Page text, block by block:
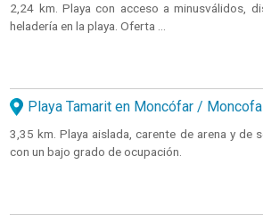
2,24 km. Playa con acceso a minusválidos,
heladería en la playa. Oferta ...
Playa Tamarit en Moncófar / Moncofa
3,35 km. Playa aislada, carente de arena y de
con un bajo grado de ocupación.